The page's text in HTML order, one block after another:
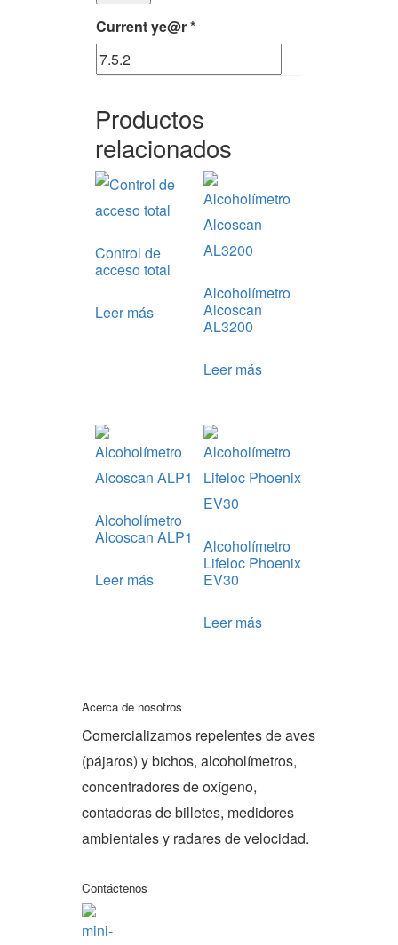
Current ye@r*
Productos
relacionados
Control de
acceso total
Leer más
Alcoholímetro
Alcoscan
AL3200
Leer más
Alcoholímetro
Alcoscan ALP1
Leer más
Alcoholímetro
Lifeloc Phoenix
EV30
Leer más
Acerca de nosotros
Comercializamos repelentes de aves
(pájaros) y bichos, alcoholímetros,
concentradores de oxígeno,
contadoras de billetes, medidores
ambientales y radares de velocidad.
Contáctenos